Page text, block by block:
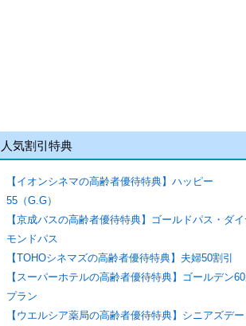
人気割引特典
【イオンシネマの高齢者優待特典】ハッピー
55（G.G）
【京成バスの高齢者優待特典】ゴールドパス・ダイ
モンドパス
【TOHOシネマズの高齢者優待特典】夫婦50割引
【スーパーホテルの高齢者優待特典】ゴールデン
プラン
【ウエルシア薬局の高齢者優待特典】シニアズデー